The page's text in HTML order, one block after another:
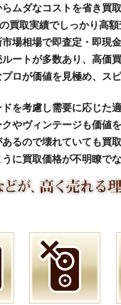
ムダなコストを省き買取
買取実績でしっかり高額
場相場で即査定・即現金
ートが多数あり、高価買
ロが価値を見極め、ス
を考慮し需要に応じた適
やヴィンテージも価値を
るので壊れていても買取
に買取価格が不明瞭でな